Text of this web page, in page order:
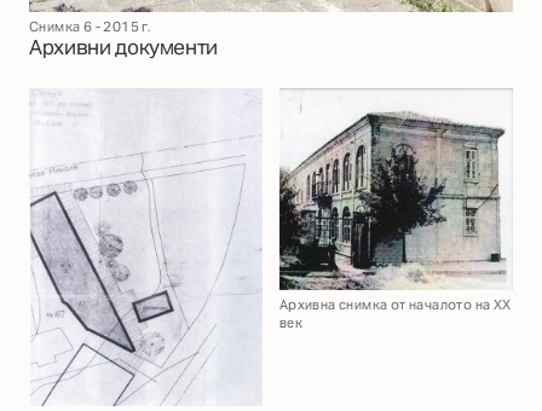
Снимка 6 - 2015 г.
Архивни документи
Архивна снимка от началото на XX
век